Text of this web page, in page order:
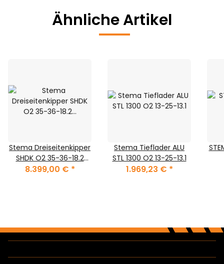
Ähnliche Artikel
Stema Dreiseitenkipper
SHDK O2 35-36-18.2
Zink-Bordwände
8.399,00 € *
Stema Tieflader ALU
STL 1300 O2 13-25-13.1
1.969,23 € *